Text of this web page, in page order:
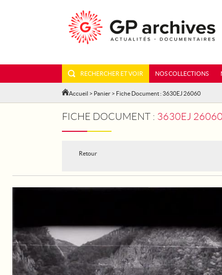
RECHERCHER ET VOIR NOS COLLECTIONS
Accueil > Panier > Fiche Document : 3630EJ 26060
FICHE DOCUMENT : 3630EJ 26060
Retour